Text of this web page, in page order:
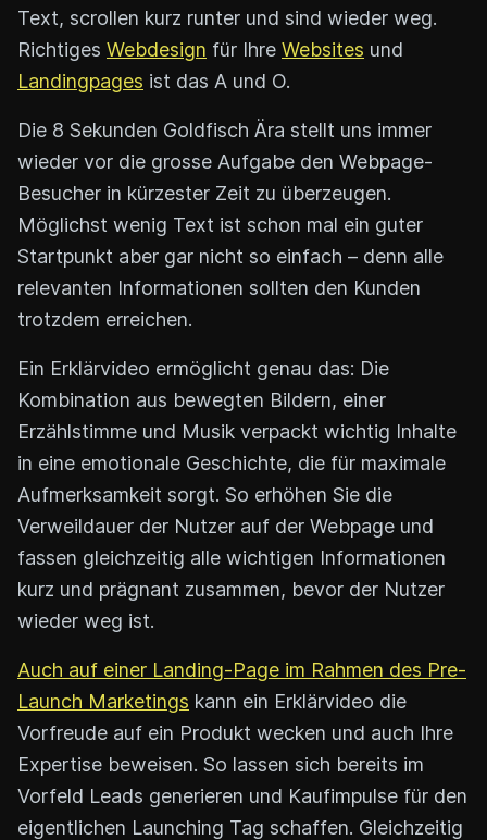
Text, scrollen kurz runter und sind wieder weg.
Richtiges Webdesign für Ihre Websites und
Landingpages ist das A und O.
Die 8 Sekunden Goldfisch Ära stellt uns immer
wieder vor die grosse Aufgabe den Webpage-
Besucher in kürzester Zeit zu überzeugen.
Möglichst wenig Text ist schon mal ein guter
Startpunkt aber gar nicht so einfach – denn alle
relevanten Informationen sollten den Kunden
trotzdem erreichen.
Ein Erklärvideo ermöglicht genau das: Die
Kombination aus bewegten Bildern, einer
Erzählstimme und Musik verpackt wichtig Inhalte
in eine emotionale Geschichte, die für maximale
Aufmerksamkeit sorgt. So erhöhen Sie die
Verweildauer der Nutzer auf der Webpage und
fassen gleichzeitig alle wichtigen Informationen
kurz und prägnant zusammen, bevor der Nutzer
wieder weg ist.
Auch auf einer Landing-Page im Rahmen des Pre-
Launch Marketings kann ein Erklärvideo die
Vorfreude auf ein Produkt wecken und auch Ihre
Expertise beweisen. So lassen sich bereits im
Vorfeld Leads generieren und Kaufimpulse für den
eigentlichen Launching Tag schaffen. Gleichzeitig